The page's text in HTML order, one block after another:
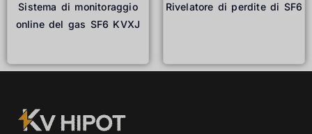
Sistema di monitoraggio
online del gas SF6 KVXJ
Rivelatore di perdite di SF6